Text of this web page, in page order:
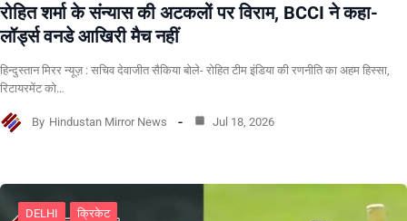
रोहित शर्मा के संन्यास की अटकलों पर विराम, BCCI ने कहा-
लॉर्ड्स वनडे आखिरी मैच नहीं
हिन्दुस्तान मिरर न्यूज़ : सचिव देवाजीत सैकिया बोले- रोहित टीम इंडिया की रणनीति का अहम हिस्सा,
रिटायरमेंट को…
By Hindustan Mirror News Jul 18, 2026
DELHI क्रिकेट